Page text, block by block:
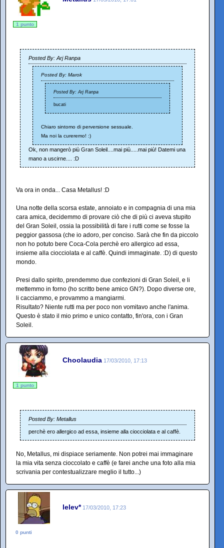
1 punto
Posted By: Arj Ranpa
Posted By: Marok
Posted By: Arj Ranpa
bucati
Chiaro sintomo di perversione sessuale.
Ma noi la cureremo! :)
Ok, non mangerò più Gran Soleil....mai più.....mai più! Datemi una
mano a uscirne.... :D
Va ora in onda... Casa Metallus! :D
Una notte della scorsa estate, annoiato e in compagnia di una mia
cara amica, decidemmo di provare ciò che di più ci aveva stupito
del Gran Soleil, ossia la possibilità di fare i rutti come se fosse la
peggior gassosa (che io adoro, per conciso. Sarà che fin da piccolo
non ho potuto bere Coca-Cola perchè ero allergico ad essa,
insieme alla ciocciolata e al caffè. Quindi immaginate. :D) di questo
mondo.
Presi dallo spirito, prendemmo due confezioni di Gran Soleil, e li
mettemmo in forno (ho scritto bene amico GN?). Dopo diverse ore,
li cacciammo, e provammo a mangiarmi.
Risultato? Niente rutti ma per poco non vomitavo anche l'anima.
Questo è stato il mio primo e unico contatto, fin'ora, con i Gran
Soleil.
Choolaudia 17/03/2010, 17:13
1 punto
Posted By: Metallus
perchè ero allergico ad essa, insieme alla ciocciolata e al caffè.
No, Metallus, mi dispiace seriamente. Non potrei mai immaginare
la mia vita senza cioccolato e caffè (e farei anche una foto alla mia
scrivania per contestualizzare meglio il tutto...)
lelev* 17/03/2010, 17:23
0 punti